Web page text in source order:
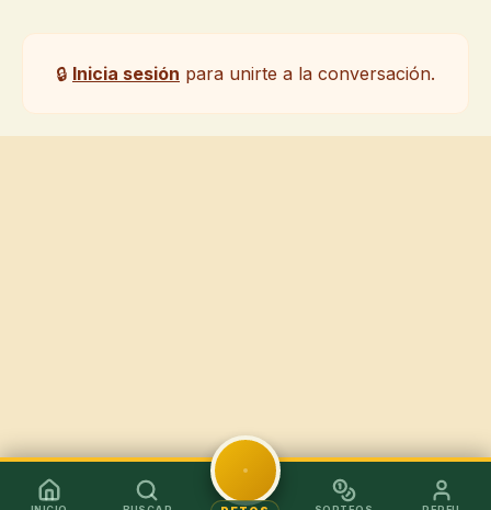
🔒 Inicia sesión para unirte a la conversación.